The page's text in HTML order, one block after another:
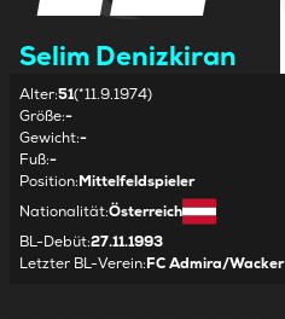
Selim Denizkiran
Alter:51(*11.9.1974)
Größe:-
Gewicht:-
Fuß:-
Position:Mittelfeldspieler
Nationalität:Österreich
BL-Debüt:27.11.1993
Letzter BL-Verein:FC Admira/Wacker